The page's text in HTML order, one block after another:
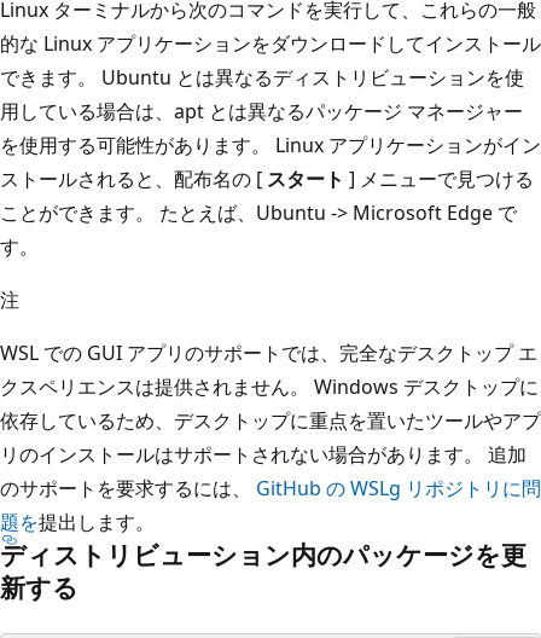
Linux ターミナルから次のコマンドを実行して、これらの一般
的な Linux アプリケーションをダウンロードしてインストール
できます。 Ubuntu とは異なるディストリビューションを使
用している場合は、apt とは異なるパッケージ マネージャー
を使用する可能性があります。 Linux アプリケーションがイン
ストールされると、配布名の [ スタート ] メニューで見つける
ことができます。 たとえば、Ubuntu -> Microsoft Edge で
す。
注
WSL での GUI アプリのサポートでは、完全なデスクトップ エ
クスペリエンスは提供されません。 Windows デスクトップに
依存しているため、デスクトップに重点を置いたツールやアプ
リのインストールはサポートされない場合があります。 追加
のサポートを要求するには、 GitHub の WSLg リポジトリに問
題を提出します。
ディストリビューション内のパッケージを更
新する